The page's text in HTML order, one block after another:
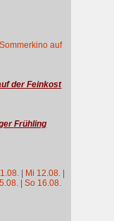
auf
der Feinkost
Frühling
| Mi 12.08. |
|So 16.08.